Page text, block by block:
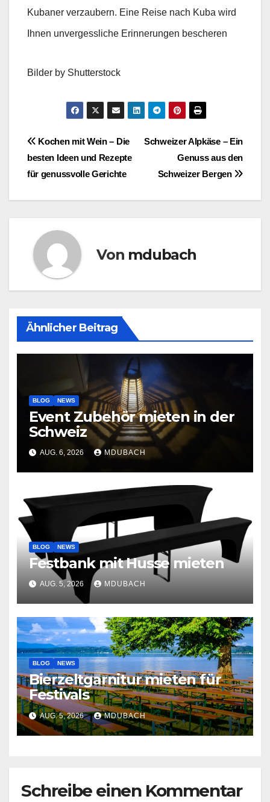
Kubaner verzaubern. Eine Reise nach Kuba wird
Ihnen unvergessliche Erinnerungen bescheren
Bilder by Shutterstock
Beitragsnavigation
Schweizer Alpkäse – Ein
Genuss aus den
Schweizer Bergen
Kochen mit Wein – Die
besten Ideen und Rezepte
für genussvolle Gerichte
Von mdubach
Ähnlicher Beitrag
BLOG NEWS
Event Zubehör mieten in der
Schweiz
AUG. 6, 2026 MDUBACH
BLOG NEWS
Festbank mit Husse mieten
AUG. 5, 2026 MDUBACH
BLOG NEWS
Bierzeltgarnitur mieten für
Festivals
AUG. 5, 2026 MDUBACH
Schreibe einen Kommentar